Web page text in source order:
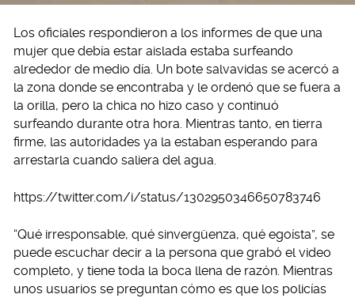
Los oficiales respondieron a los informes de que una
mujer que debía estar aislada estaba surfeando
alrededor de medio día. Un bote salvavidas se acercó a
la zona donde se encontraba y le ordenó que se fuera a
la orilla, pero la chica no hizo caso y continuó
surfeando durante otra hora. Mientras tanto, en tierra
firme, las autoridades ya la estaban esperando para
arrestarla cuando saliera del agua.
https://twitter.com/i/status/1302950346650783746
“Qué irresponsable, qué sinvergüenza, qué egoísta”, se
puede escuchar decir a la persona que grabó el video
completo, y tiene toda la boca llena de razón. Mientras
unos usuarios se preguntan cómo es que los policías